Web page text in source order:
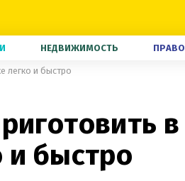
НЕДВИЖИМОСТЬ ПРАВО
легко и быстро
в
и быстро